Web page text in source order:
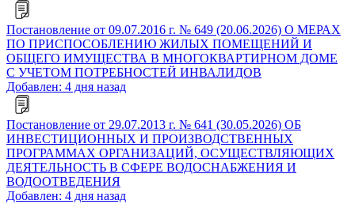
Постановление от 09.07.2016 г. № 649 (20.06.2026) О МЕРАХ
ПО ПРИСПОСОБЛЕНИЮ ЖИЛЫХ ПОМЕЩЕНИЙ И
ОБЩЕГО ИМУЩЕСТВА В МНОГОКВАРТИРНОМ ДОМЕ
С УЧЕТОМ ПОТРЕБНОСТЕЙ ИНВАЛИДОВ
Добавлен: 4 дня назад
Постановление от 29.07.2013 г. № 641 (30.05.2026) ОБ
ИНВЕСТИЦИОННЫХ И ПРОИЗВОДСТВЕННЫХ
ПРОГРАММАХ ОРГАНИЗАЦИЙ, ОСУЩЕСТВЛЯЮЩИХ
ДЕЯТЕЛЬНОСТЬ В СФЕРЕ ВОДОСНАБЖЕНИЯ И
ВОДООТВЕДЕНИЯ
Добавлен: 4 дня назад